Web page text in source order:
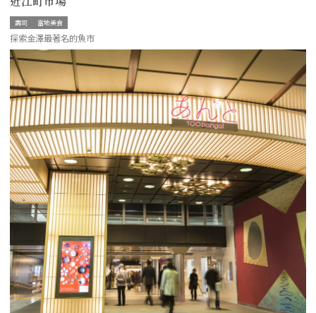
壽司 當地美食
探索金澤最著名的魚市
more